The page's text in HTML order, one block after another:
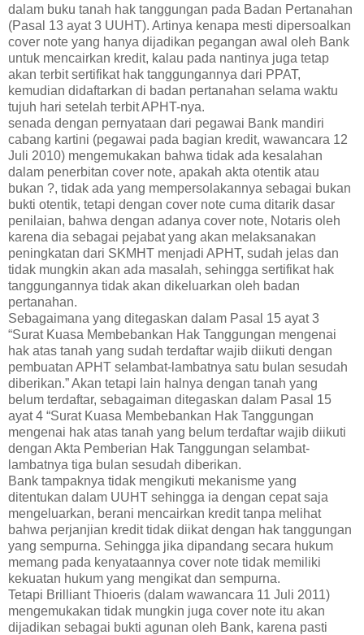
dalam buku tanah hak tanggungan pada Badan Pertanahan
(Pasal 13 ayat 3 UUHT). Artinya kenapa mesti dipersoalkan
cover note yang hanya dijadikan pegangan awal oleh Bank
untuk mencairkan kredit, kalau pada nantinya juga tetap
akan terbit sertifikat hak tanggungannya dari PPAT,
kemudian didaftarkan di badan pertanahan selama waktu
tujuh hari setelah terbit APHT-nya.
senada dengan pernyataan dari pegawai Bank mandiri
cabang kartini (pegawai pada bagian kredit, wawancara 12
Juli 2010) mengemukakan bahwa tidak ada kesalahan
dalam penerbitan cover note, apakah akta otentik atau
bukan ?, tidak ada yang mempersolakannya sebagai bukan
bukti otentik, tetapi dengan cover note cuma ditarik dasar
penilaian, bahwa dengan adanya cover note, Notaris oleh
karena dia sebagai pejabat yang akan melaksanakan
peningkatan dari SKMHT menjadi APHT, sudah jelas dan
tidak mungkin akan ada masalah, sehingga sertifikat hak
tanggungannya tidak akan dikeluarkan oleh badan
pertanahan.
Sebagaimana yang ditegaskan dalam Pasal 15 ayat 3
“Surat Kuasa Membebankan Hak Tanggungan mengenai
hak atas tanah yang sudah terdaftar wajib diikuti dengan
pembuatan APHT selambat-lambatnya satu bulan sesudah
diberikan.” Akan tetapi lain halnya dengan tanah yang
belum terdaftar, sebagaiman ditegaskan dalam Pasal 15
ayat 4 “Surat Kuasa Membebankan Hak Tanggungan
mengenai hak atas tanah yang belum terdaftar wajib diikuti
dengan Akta Pemberian Hak Tanggungan selambat-
lambatnya tiga bulan sesudah diberikan.
Bank tampaknya tidak mengikuti mekanisme yang
ditentukan dalam UUHT sehingga ia dengan cepat saja
mengeluarkan, berani mencairkan kredit tanpa melihat
bahwa perjanjian kredit tidak diikat dengan hak tanggungan
yang sempurna. Sehingga jika dipandang secara hukum
memang pada kenyataannya cover note tidak memiliki
kekuatan hukum yang mengikat dan sempurna.
Tetapi Brilliant Thioeris (dalam wawancara 11 Juli 2011)
mengemukakan tidak mungkin juga cover note itu akan
dijadikan sebagai bukti agunan oleh Bank, karena pasti